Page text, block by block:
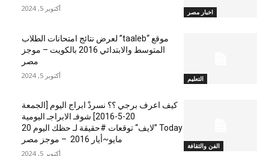
اخبار مصر أكتوبر 5, 2024
التعليم
موقع “taaleb” لعرض نتائج امتحانات الطلاب
المتوسط والابتدائي 2016 بالكويت – موجز
مصر
أكتوبر 5, 2024
الفن والثقافة
كيف اعرف برجي ؟؟ نسردْ ابراج اليوم [الجمعة
20-5-2016] شوفـ الابراجـ اليومية
Today ”لايف“ توقعات #حقيقة لـ حظك اليوم 20
مايو~أيار 2016 – موجز مصر
أكتوبر 5, 2024